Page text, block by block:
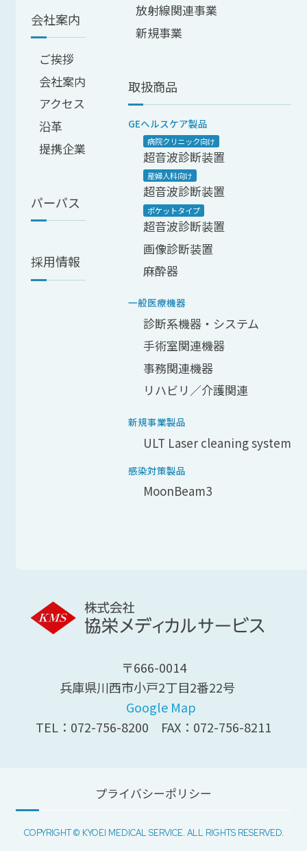
会社案内
ご挨拶
会社案内
アクセス
沿革
提携企業
パーパス
採用情報
放射線関連事業
新規事業
取扱商品
GEヘルスケア製品
病院クリニック向け
超音波診断装置
産婦人科向け
超音波診断装置
ポケットタイプ
超音波診断装置
画像診断装置
麻酔器
一般医療機器
診断系機器・システム
手術室関連機器
事務関連機器
リハビリ／介護関連
新規事業製品
ULT Laser cleaning system
感染対策製品
MoonBeam3
〒666-0014
兵庫県川西市小戸2丁目2番22号
Google Map
TEL： 072-756-8200 FAX：072-756-8211
プライバシーポリシー
COPYRIGHT © KYOEI MEDICAL SERVICE. ALL RIGHTS RESERVED.